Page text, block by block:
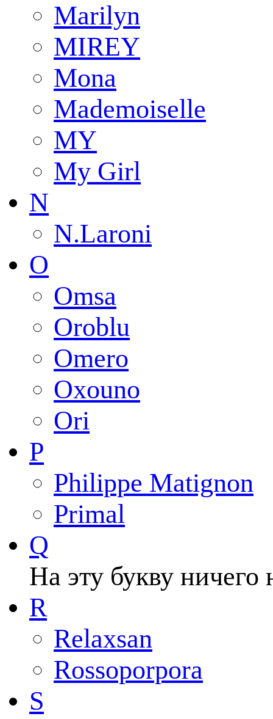
Marilyn
MIREY
Mona
Mademoiselle
MY
My Girl
N
N.Laroni
O
Omsa
Oroblu
Omero
Oxouno
Ori
P
Philippe Matignon
Primal
Q
На эту букву ничего
R
Relaxsan
Rossoporpora
S